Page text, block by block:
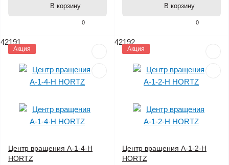
0
В корзину
0
В корзину
42191
Акция
Центр вращения А-1-4-Н
HORTZ
42192
Акция
Центр вращения А-1-2-Н
HORTZ